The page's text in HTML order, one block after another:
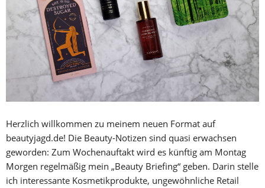
Herzlich willkommen zu meinem neuen Format auf
beautyjagd.de! Die Beauty-Notizen sind quasi erwachsen
geworden: Zum Wochenauftakt wird es künftig am Montag
Morgen regelmäßig mein „Beauty Briefing“ geben. Darin stelle
ich interessante Kosmetikprodukte, ungewöhnliche Retail